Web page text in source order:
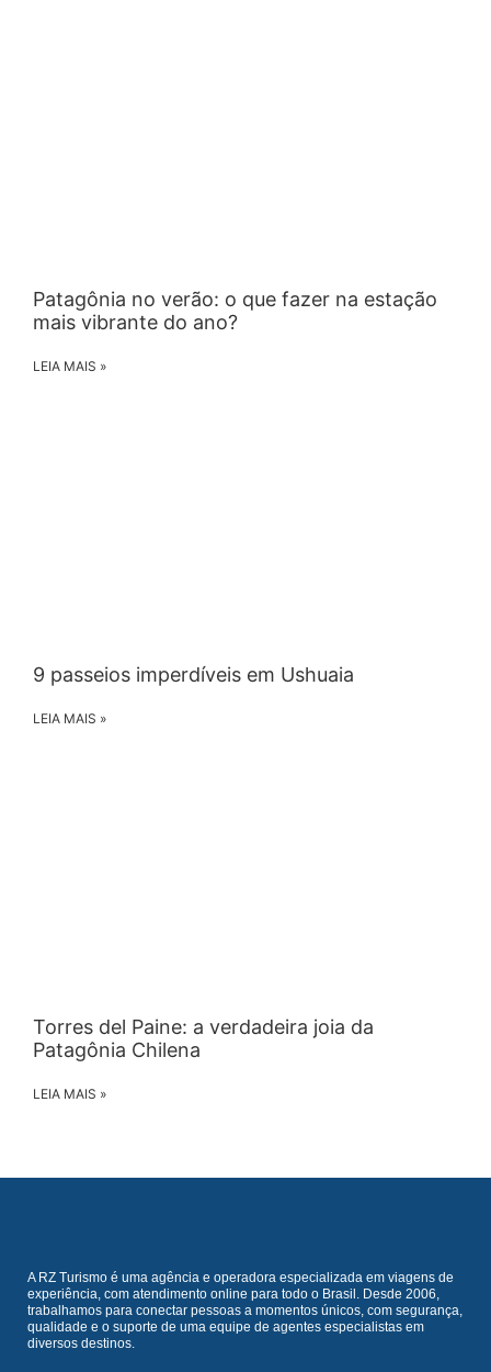
Patagônia no verão: o que fazer na estação
mais vibrante do ano?
LEIA MAIS »
9 passeios imperdíveis em Ushuaia
LEIA MAIS »
Torres del Paine: a verdadeira joia da
Patagônia Chilena
LEIA MAIS »
A RZ Turismo é uma agência e operadora especializada em viagens de
experiência, com atendimento online para todo o Brasil. Desde 2006,
trabalhamos para conectar pessoas a momentos únicos, com segurança,
qualidade e o suporte de uma equipe de agentes especialistas em
diversos destinos.